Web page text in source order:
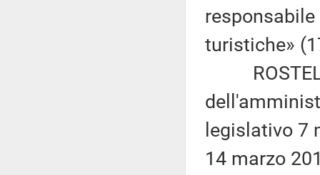
turistiche»
legislativo 7
14 marzo